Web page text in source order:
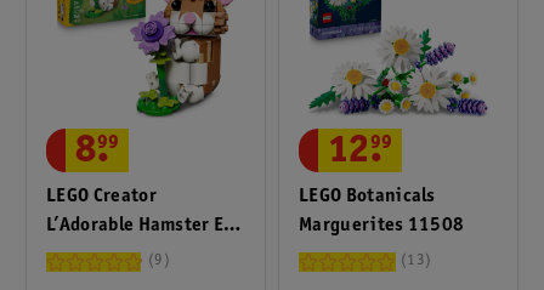
LEGO Creator
L’Adorable Hamster Et
La Fleur 31376
8.
99
9
LEGO Botanicals
Marguerites 11508
12.
99
13